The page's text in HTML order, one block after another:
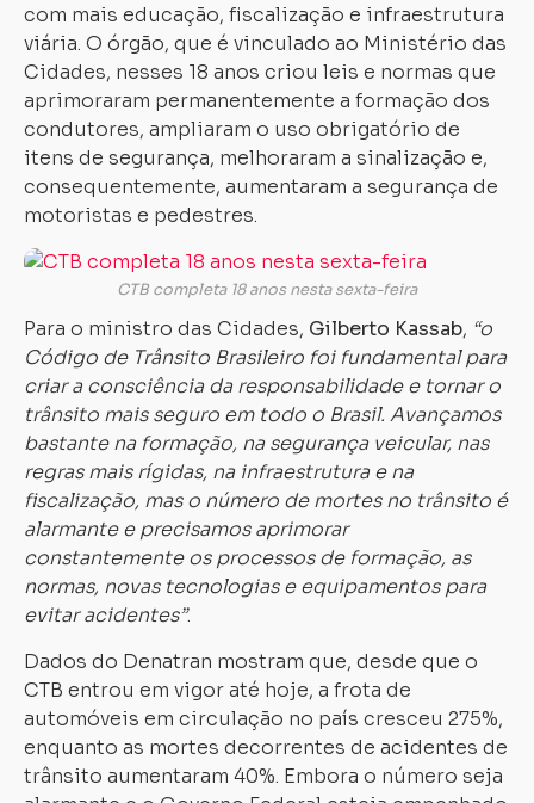
com mais educação, fiscalização e infraestrutura
viária. O órgão, que é vinculado ao Ministério das
Cidades, nesses 18 anos criou leis e normas que
aprimoraram permanentemente a formação dos
condutores, ampliaram o uso obrigatório de
itens de segurança, melhoraram a sinalização e,
consequentemente, aumentaram a segurança de
motoristas e pedestres.
CTB completa 18 anos nesta sexta-feira
Para o ministro das Cidades, Gilberto Kassab, “o
Código de Trânsito Brasileiro foi fundamental para
criar a consciência da responsabilidade e tornar o
trânsito mais seguro em todo o Brasil. Avançamos
bastante na formação, na segurança veicular, nas
regras mais rígidas, na infraestrutura e na
fiscalização, mas o número de mortes no trânsito é
alarmante e precisamos aprimorar
constantemente os processos de formação, as
normas, novas tecnologias e equipamentos para
evitar acidentes”.
Dados do Denatran mostram que, desde que o
CTB entrou em vigor até hoje, a frota de
automóveis em circulação no país cresceu 275%,
enquanto as mortes decorrentes de acidentes de
trânsito aumentaram 40%. Embora o número seja